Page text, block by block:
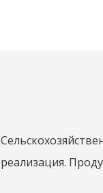
реализация.